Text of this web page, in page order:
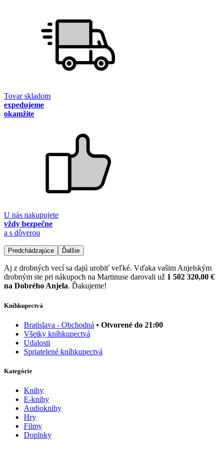
Tovar skladom
expedujeme
okamžite
U nás nakupujete
vždy bezpečne
a s dôverou
Predchádzajúce Ďalšie
Aj z drobných vecí sa dajú urobiť veľké. Vďaka vašim Anjelským
drobným ste pri nákupoch na Martinuse darovali už 1 502 320,00 €
na Dobrého Anjela. Ďakujeme!
Kníhkupectvá
Bratislava - Obchodná • Otvorené do 21:00
Všetky kníhkupectvá
Udalosti
Spriatelené kníhkupectvá
Kategórie
Knihy
E-knihy
Audioknihy
Hry
Filmy
Doplnky